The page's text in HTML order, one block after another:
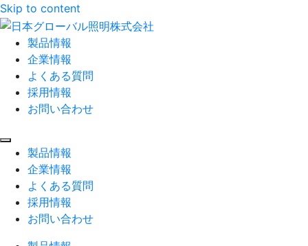
Skip to content
製品情報
企業情報
よくある質問
採用情報
お問い合わせ
製品情報
企業情報
よくある質問
採用情報
お問い合わせ